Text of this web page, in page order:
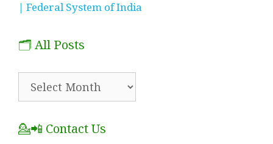
| Federal System of India
🗂️ All Posts
💁📲 Contact Us